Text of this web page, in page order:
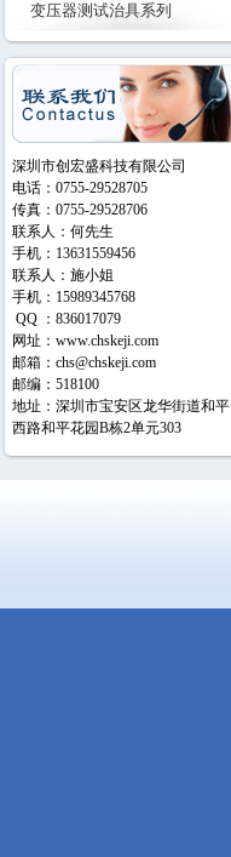
变压器测试治具系列
深圳市创宏盛科技有限公司
电话：0755-29528705
传真：0755-29528706
联系人：何先生
手机：13631559456
联系人：施小姐
手机：15989345768
QQ ：836017079
网址： www.chskeji.com
邮箱： chs@chskeji.com
邮编：518100
地址：深圳市宝安区龙华街道和平
西路和平花园B栋2单元303